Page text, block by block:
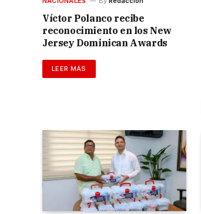
Víctor Polanco recibe
reconocimiento en los New
Jersey Dominican Awards
LEER MÁS